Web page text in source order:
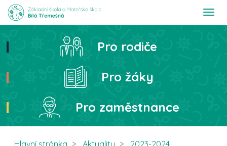
T
t
Hledat
Pro rodiče
Pro žáky
Pro zaměstnance
Hlavní stránka Aktuality
2023-2024